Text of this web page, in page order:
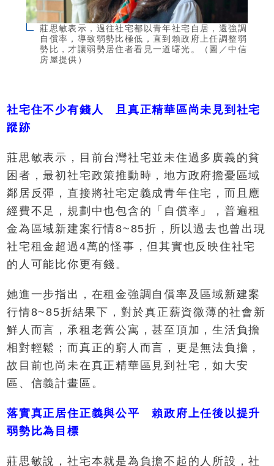
莊思敏表示，過往社宅都以青年社宅自居，還強調
自償率，導致弱勢比極低，直到賴政府上任調整弱
勢比，才讓弱勢居住者看見一道曙光。（圖／中信
房屋提供）
社宅住不少有錢人 且真正精華區尚未見到社宅
蹤跡
莊思敏表示，目前台灣社宅並未住過多廣義的貧
困者，最初社宅政策推動時，地方政府擔憂區域
鄰居反彈，直接將社宅定義成青年住宅，而且應
經費不足，規劃中也包含的「自償率」，普遍租
金為區域新建案行情8~85折，所以過去也曾出現
社宅租金超過4萬的怪事，但其實也反映住社宅
的人可能比你更有錢。
她進一步指出，在租金強調自償率及區域新建案
行情8~85折結果下，對於真正薪資微薄的社會新
鮮人而言，承租老舊公寓，甚至頂加，生活負擔
相對輕鬆；而真正的窮人而言，更是無法負擔，
故目前也尚未在真正精華區見到社宅，如大安
區、信義計畫區。
落實真正居住正義與公平 賴政府上任後以提升
弱勢比為目標
莊思敏說，社宅本就是為負擔不起的人所設，社